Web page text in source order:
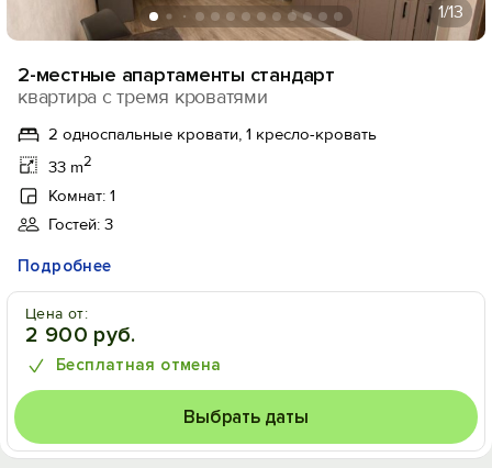
1/13
2-местные апартаменты стандарт
квартира с тремя кроватями
2 односпальные кровати, 1 кресло-кровать
33 m2
Комнат: 1
Гостей: 3
Подробнее
Цена от:
2 900 руб.
Бесплатная отмена
Выбрать даты